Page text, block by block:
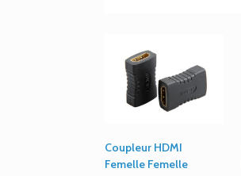
Coupleur HDMI
Femelle Femelle